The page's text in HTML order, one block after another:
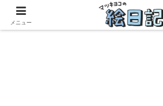
滋賀に移住した50代元主婦、フリー
メニュー